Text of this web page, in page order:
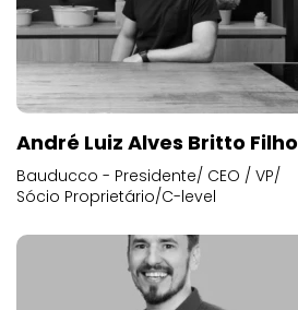
André Luiz Alves Britto Filho
Bauducco - Presidente/ CEO / VP/
Sócio Proprietário/C-level